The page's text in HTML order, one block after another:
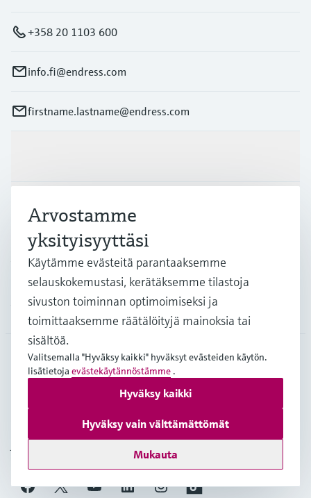
+358 20 1103 600
info.fi@endress.com
firstname.lastname@endress.com
Teollisuudenalat
Asiakastuki
Yritys
FIN•Suomi
Copyright © Endress+Hauser Group Services AG
JulkaisutiedotKäyttöehdotTietosuojakäytäntö
Arvostamme
yksityisyyttäsi
Käytämme evästeitä parantaaksemme
selauskokemustasi, kerätäksemme tilastoja
sivuston toiminnan optimoimiseksi ja
toimittaaksemme räätälöityjä mainoksia tai
sisältöä.
Valitsemalla "Hyväksy kaikki" hyväksyt evästeiden käytön.
lisätietoja evästekäytännöstämme .
Mukauta
Hyväksy vain välttämättömät
Hyväksy kaikki